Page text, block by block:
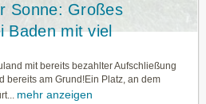
Sonne: Großes
Baden mit viel
mit bereits bezahlter Aufschließung
bereits am Grund!Ein Platz, an dem
mehr anzeigen